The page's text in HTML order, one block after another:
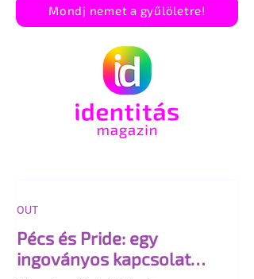
Mondj nemet a gyűlöletre!
Pécs és Pride: egy
ingoványos kapcsolat
OUT